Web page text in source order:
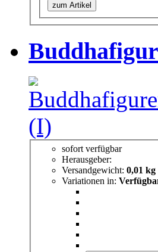
zum Artikel
sofort verfügbar
Herausgeber:
Versandgewicht: 0,01 kg
Variationen in: